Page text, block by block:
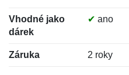
Vhodné jako
dárek
✔ ano
Záruka 2 roky